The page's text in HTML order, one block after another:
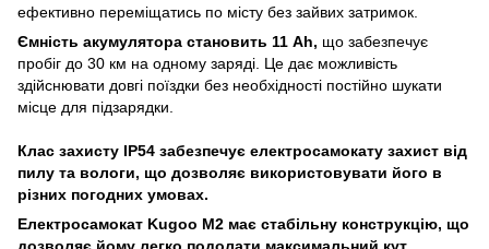
ефективно переміщатись по місту без зайвих затримок.
Ємність акумулятора становить 11 Аh, що забезпечує
пробіг до 30 км на одному заряді. Це дає можливість
здійснювати довгі поїздки без необхідності постійно шукати
місце для підзарядки.
Клас захисту IP54 забезпечує електросамокату захист від
пилу та вологи, що дозволяє використовувати його в
різних погодних умовах.
Електросамокат Kugoo M2 має стабільну конструкцію, що